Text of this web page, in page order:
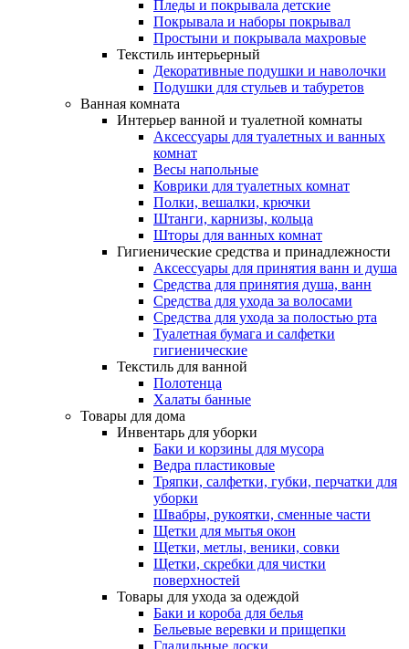
Пледы и покрывала детские
Покрывала и наборы покрывал
Простыни и покрывала махровые
Текстиль интерьерный
Декоративные подушки и наволочки
Подушки для стульев и табуретов
Ванная комната
Интерьер ванной и туалетной комнаты
Аксессуары для туалетных и ванных
комнат
Весы напольные
Коврики для туалетных комнат
Полки, вешалки, крючки
Штанги, карнизы, кольца
Шторы для ванных комнат
Гигиенические средства и принадлежности
Аксессуары для принятия ванн и душа
Средства для принятия душа, ванн
Средства для ухода за волосами
Средства для ухода за полостью рта
Туалетная бумага и салфетки
гигиенические
Текстиль для ванной
Полотенца
Халаты банные
Товары для дома
Инвентарь для уборки
Баки и корзины для мусора
Ведра пластиковые
Тряпки, салфетки, губки, перчатки для
уборки
Швабры, рукоятки, сменные части
Щетки для мытья окон
Щетки, метлы, веники, совки
Щетки, скребки для чистки
поверхностей
Товары для ухода за одеждой
Баки и короба для белья
Бельевые веревки и прищепки
Гладильные доски